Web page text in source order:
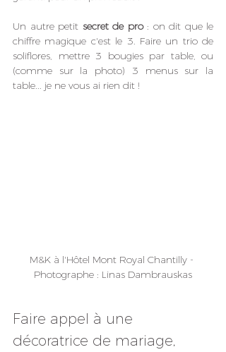
Un autre petit secret de pro : on dit que le
chiffre magique c'est le 3. Faire un trio de
soliflores, mettre 3 bougies par table, ou
(comme sur la photo) 3 menus sur la
table... je ne vous ai rien dit !
M&K à l'Hôtel Mont Royal Chantilly -
Photographe : Linas Dambrauskas
Faire appel à une
décoratrice de mariage,